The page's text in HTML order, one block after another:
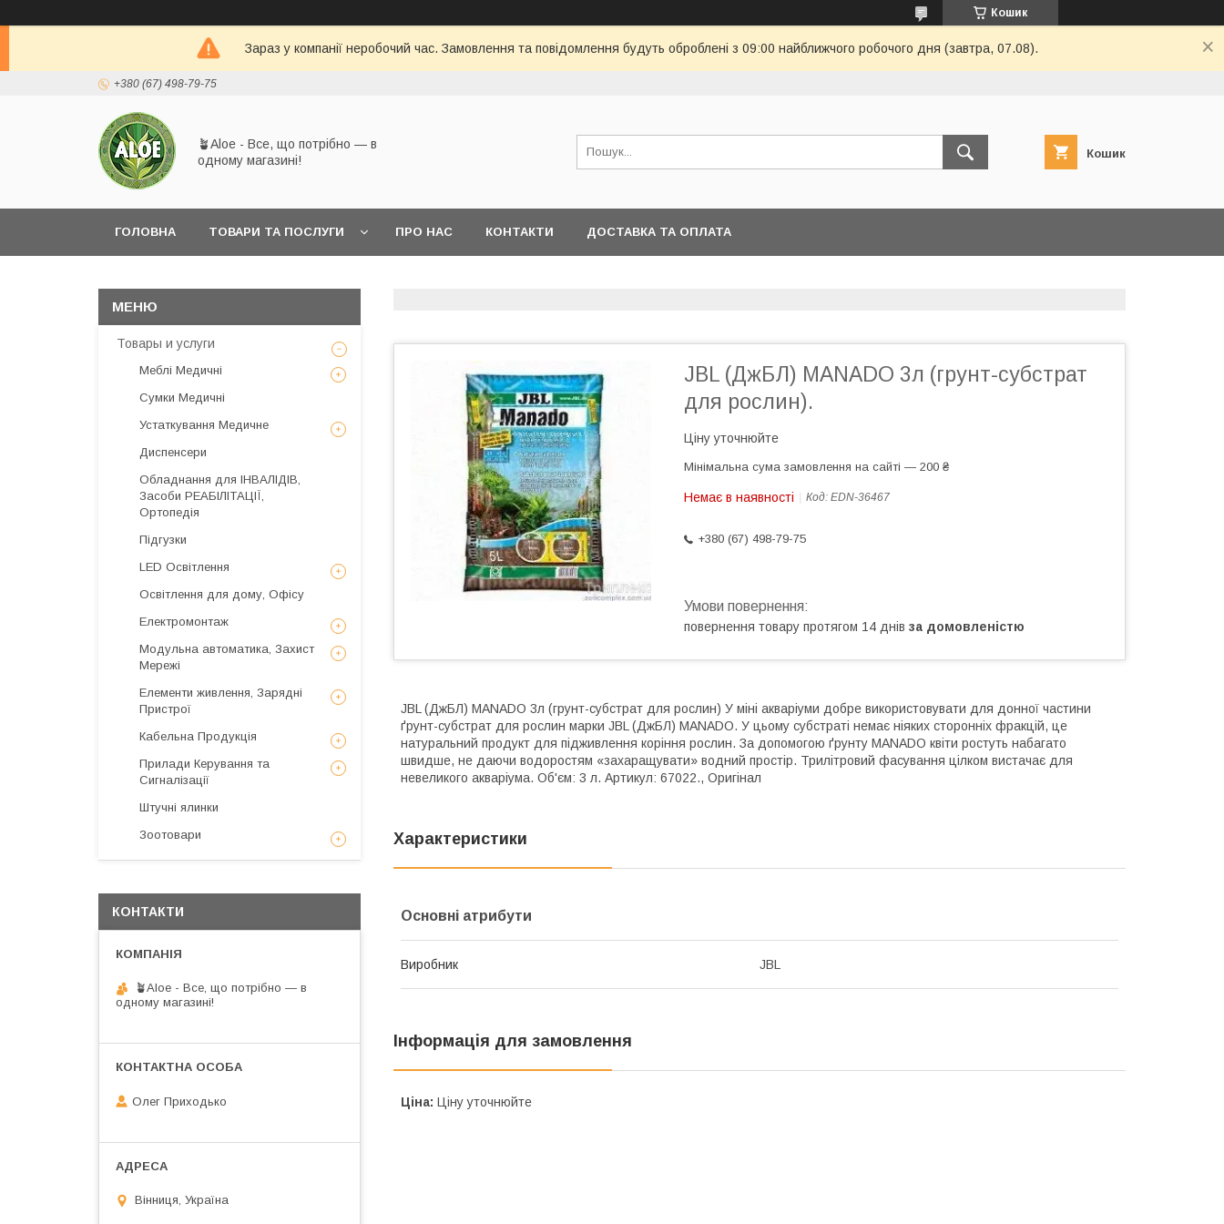
Кошик
Зараз у компанії неробочий час. Замовлення та повідомлення будуть оброблені з 09:00 найближчого робочого дня (завтра, 07.08).
+380 (67) 498-79-75
🪴Aloe - Все, що потрібно — в
одному магазині!
Кошик
ГОЛОВНА ТОВАРИ ТА ПОСЛУГИ ПРО НАС КОНТАКТИ ДОСТАВКА ТА ОПЛАТА
JBL (ДжБЛ) MANADO 3л (грунт-субстрат
для рослин).
Ціну уточнюйте
Мінімальна сума замовлення на сайті — 200 ₴
Немає в наявності Код: EDN-36467
+380 (67) 498-79-75
повернення товару протягом 14 днів за домовленістю
JBL (ДжБЛ) MANADO 3л (грунт-субстрат для рослин) У міні акваріуми добре використовувати для донної частини
ґрунт-субстрат для рослин марки JBL (ДжБЛ) MANADO. У цьому субстраті немає ніяких сторонніх фракцій, це
натуральний продукт для підживлення коріння рослин. За допомогою ґрунту MANADO квіти ростуть набагато
швидше, не даючи водоростям «захаращувати» водний простір. Трилітровий фасування цілком вистачає для
невеликого акваріума. Об'єм: 3 л. Артикул: 67022., Оригінал
Характеристики
Основні атрибути
Виробник JBL
Інформація для замовлення
Ціна: Ціну уточнюйте
Товары и услуги
Меблі Медичні
Сумки Медичні
Устаткування Медичне
Диспенсери
Обладнання для ІНВАЛІДІВ,
Засоби РЕАБІЛІТАЦІЇ,
Ортопедія
Підгузки
LED Освітлення
Освітлення для дому, Офісу
Електромонтаж
Модульна автоматика, Захист
Мережі
Елементи живлення, Зарядні
Пристрої
Кабельна Продукція
Прилади Керування та
Сигналізації
Штучні ялинки
Зоотовари
КОНТАКТИ
🪴Aloe - Все, що потрібно — в
одному магазині!
Олег Приходько
Вінниця, Україна